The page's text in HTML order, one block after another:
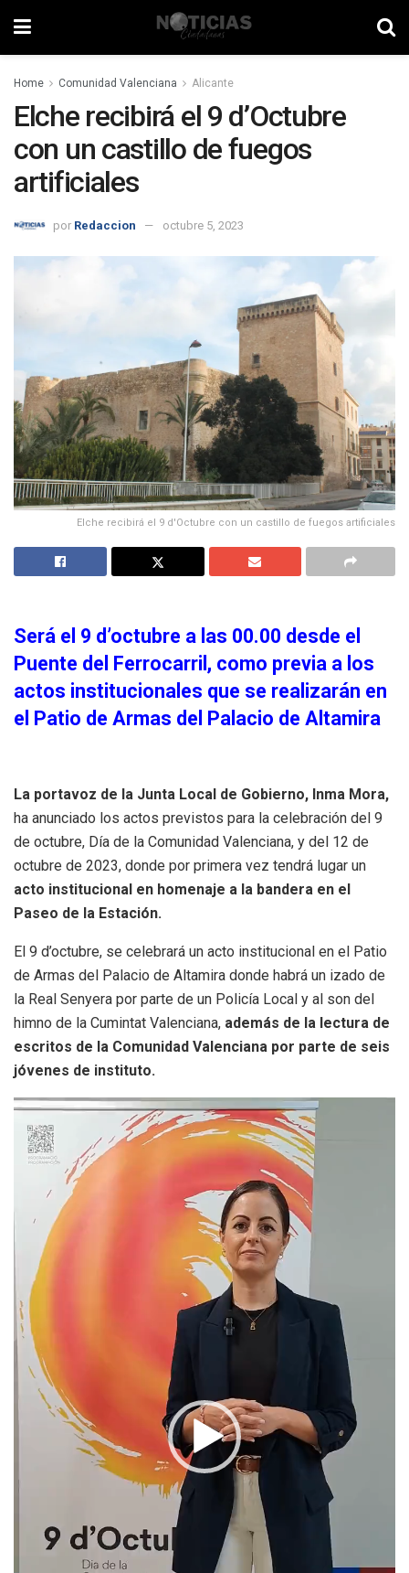
Home Comunidad Valenciana Alicante
Elche recibirá el 9 d’Octubre
con un castillo de fuegos
artificiales
por Redaccion octubre 5, 2023
Elche recibirá el 9 d'Octubre con un castillo de fuegos artificiales
Será el 9 d’octubre a las 00.00 desde el
Puente del Ferrocarril, como previa a los
actos institucionales que se realizarán en
el Patio de Armas del Palacio de Altamira
La portavoz de la Junta Local de Gobierno, Inma Mora,
ha anunciado los actos previstos para la celebración del 9
de octubre, Día de la Comunidad Valenciana, y del 12 de
octubre de 2023, donde por primera vez tendrá lugar un
acto institucional en homenaje a la bandera en el
Paseo de la Estación.
El 9 d’octubre, se celebrará un acto institucional en el Patio
de Armas del Palacio de Altamira donde habrá un izado de
la Real Senyera por parte de un Policía Local y al son del
himno de la Cumintat Valenciana, además de la lectura de
escritos de la Comunidad Valenciana por parte de seis
jóvenes de instituto.
Reproductor
de
vídeo